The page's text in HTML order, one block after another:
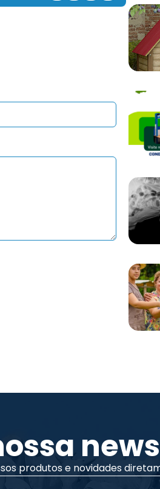
produtos e novidades